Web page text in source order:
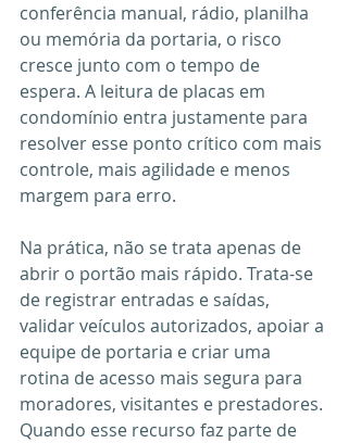
conferência manual, rádio, planilha
ou memória da portaria, o risco
cresce junto com o tempo de
espera. A leitura de placas em
condomínio entra justamente para
resolver esse ponto crítico com mais
controle, mais agilidade e menos
margem para erro.
Na prática, não se trata apenas de
abrir o portão mais rápido. Trata-se
de registrar entradas e saídas,
validar veículos autorizados, apoiar a
equipe de portaria e criar uma
rotina de acesso mais segura para
moradores, visitantes e prestadores.
Quando esse recurso faz parte de